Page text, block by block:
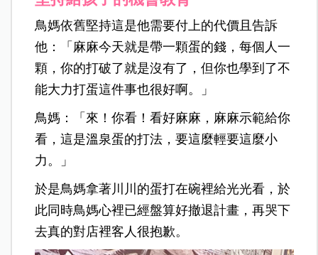
鳥媽依舊堅持這是他需要付上的代價且告訴
他：「麻麻今天就是帶一顆蛋的錢，每個人一
顆，你的打破了就是沒有了，但你也學到了不
能大力打蛋這件事也很好啊。」
鳥媽：「來！你看！看好麻麻，麻麻示範給你
看，這是溫泉蛋的打法，要這麼輕要這麼小
力。」
於是鳥媽拿著川川的蛋打在碗裡給光光看，於
此同時鳥媽心裡已經盤算好撤退計畫，再哭下
去真的對店裡客人很抱歉。